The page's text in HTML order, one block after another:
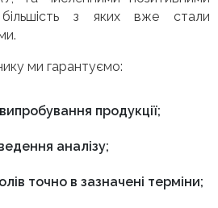
більшість з яких вже стали
ми гарантуємо:
продукції;
аналізу;
точно в зазначені терміни;